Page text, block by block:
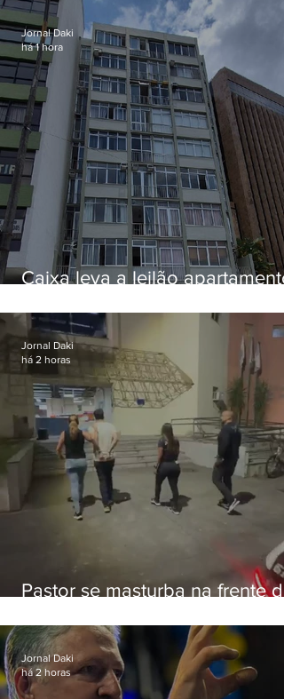
Caixa leva a leilão apartamento
Botafogo
Jornal Daki
há 1 hora
Pastor se masturba na frente de
Jornal Daki
há 2 horas
Jornal Daki
há 2 horas